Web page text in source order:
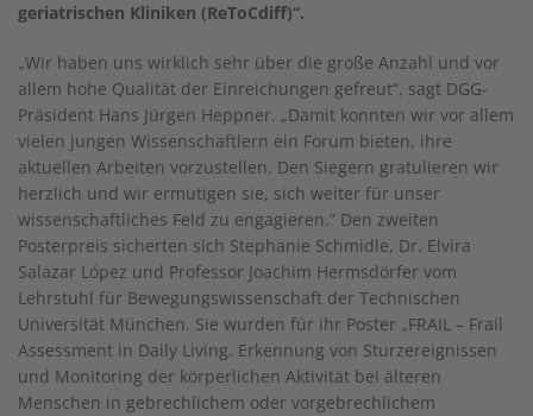
geriatrischen Kliniken (ReToCdiff)“.
„Wir haben uns wirklich sehr über die große Anzahl und vor
allem hohe Qualität der Einreichungen gefreut“, sagt DGG-
Präsident Hans Jürgen Heppner. „Damit konnten wir vor allem
vielen jungen Wissenschaftlern ein Forum bieten, ihre
aktuellen Arbeiten vorzustellen. Den Siegern gratulieren wir
herzlich und wir ermutigen sie, sich weiter für unser
wissenschaftliches Feld zu engagieren.“ Den zweiten
Posterpreis sicherten sich Stephanie Schmidle, Dr. Elvira
Salazar López und Professor Joachim Hermsdörfer vom
Lehrstuhl für Bewegungswissenschaft der Technischen
Universität München. Sie wurden für ihr Poster „FRAIL – Frail
Assessment in Daily Living. Erkennung von Sturzereignissen
und Monitoring der körperlichen Aktivität bei älteren
Menschen in gebrechlichem oder vorgebrechlichem